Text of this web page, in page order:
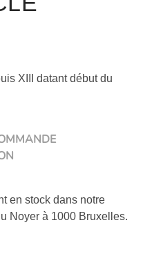
XIII datant début du
en stock dans notre
Noyer à 1000 Bruxelles.